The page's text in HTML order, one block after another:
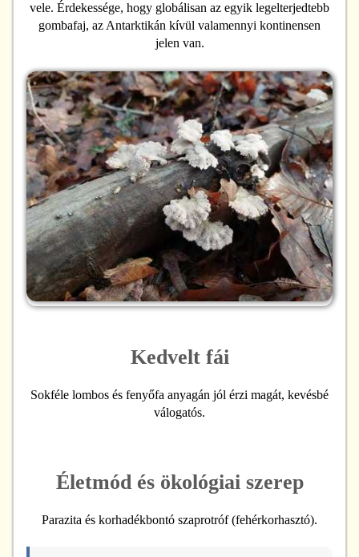
vele. Érdekessége, hogy globálisan az egyik legelterjedtebb
gombafaj, az Antarktikán kívül valamennyi kontinensen
jelen van.
Kedvelt fái
Sokféle lombos és fenyőfa anyagán jól érzi magát, kevésbé
válogatós.
Életmód és ökológiai szerep
Parazita és korhadékbontó szaprotróf (fehérkorhasztó).